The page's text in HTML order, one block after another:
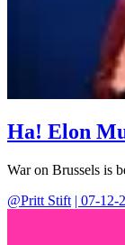
Ha! Elon
War on Brussels is
@Pritt Stift | 07-12-